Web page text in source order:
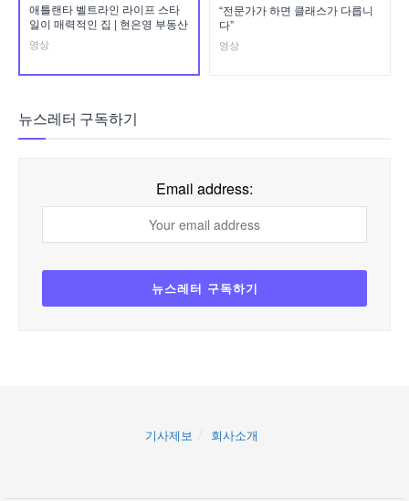
애틀랜타 벨트라인 라이프 스타
일이 매력적인 집 | 현은영 부동산
영상
“전문가가 하면 클래스가 다릅니
다”
영상
뉴스레터 구독하기
Email address:
기사제보 회사소개